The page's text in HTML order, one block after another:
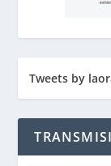
Tweets by